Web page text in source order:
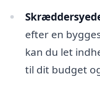
efter en
kan du let
til dit budget